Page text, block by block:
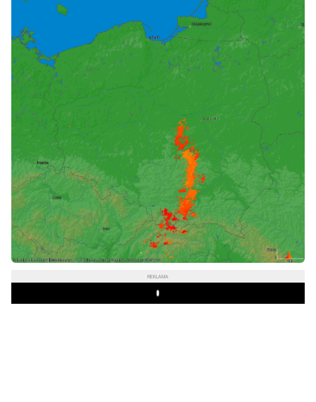
REKLAMA
Play